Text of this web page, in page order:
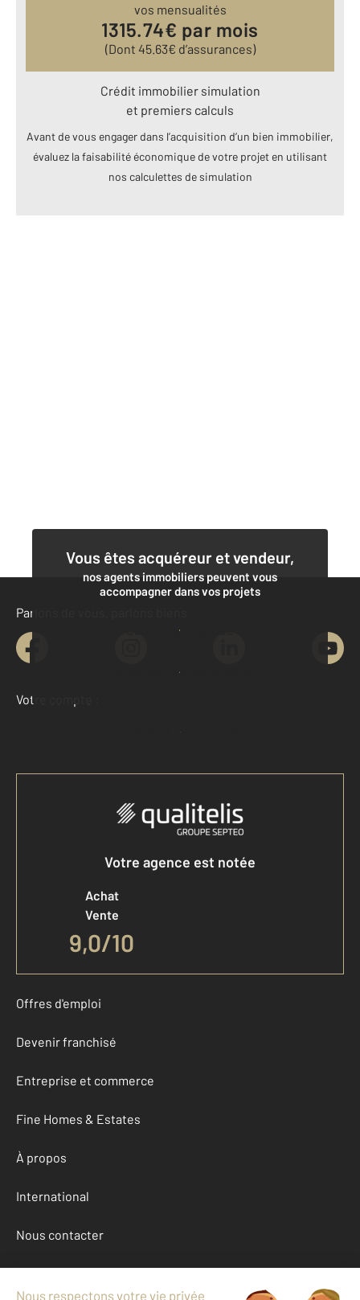
vos mensualités
1315.74€ par mois
(Dont 45.63€ d’assurances)
Crédit immobilier simulation
et premiers calculs
Avant de vous engager dans l’acquisition d’un bien immobilier,
évaluez la faisabilité économique de votre projet en utilisant
nos calculettes de simulation
Vous êtes acquéreur et vendeur,
nos agents immobiliers peuvent vous
accompagner dans vos projets
Contacter l'agence
Demander une estimation
Parlons de vous, parlons biens
Votre compte :
Accéder à mon compte
Votre agence est notée
Achat
Vente
9,0/10
Offres d'emploi
Devenir franchisé
Entreprise et commerce
Fine Homes & Estates
À propos
International
Nous contacter